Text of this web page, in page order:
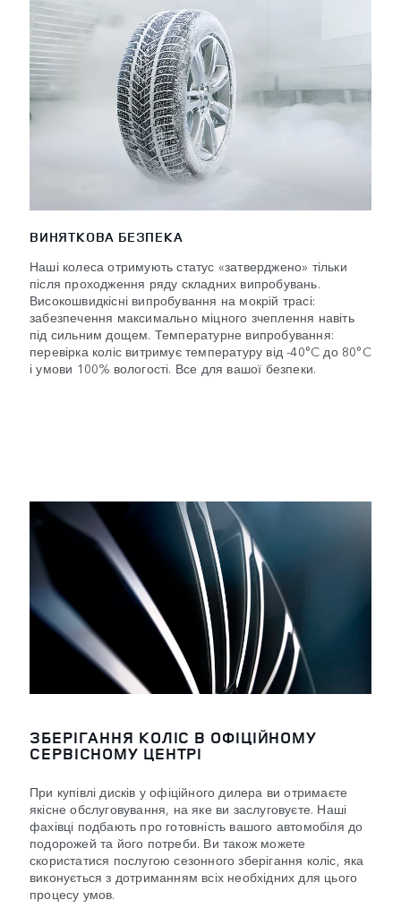
ВИНЯТКОВА БЕЗПЕКА
Наші колеса отримують статус «затверджено» тільки
після проходження ряду складних випробувань.
Високошвидкісні випробування на мокрій трасі:
забезпечення максимально міцного зчеплення навіть
під сильним дощем. Температурне випробування:
перевірка коліс витримує температуру від -40°C до 80°C
і умови 100% вологості. Все для вашої безпеки.
ЗБЕРІГАННЯ КОЛІС В ОФІЦІЙНОМУ
СЕРВІСНОМУ ЦЕНТРІ
При купівлі дисків у офіційного дилера ви отримаєте
якісне обслуговування, на яке ви заслуговуєте. Наші
фахівці подбають про готовність вашого автомобіля до
подорожей та його потреби. Ви також можете
скористатися послугою сезонного зберігання коліс, яка
виконується з дотриманням всіх необхідних для цього
процесу умов.